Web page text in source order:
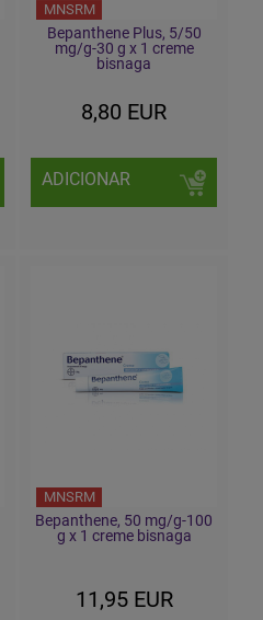
MNSRM
Bepanthene Plus, 5/50
mg/g-30 g x 1 creme
bisnaga
8,80 EUR
ADICIONAR
MNSRM
Bepanthene, 50 mg/g-100
g x 1 creme bisnaga
11,95 EUR